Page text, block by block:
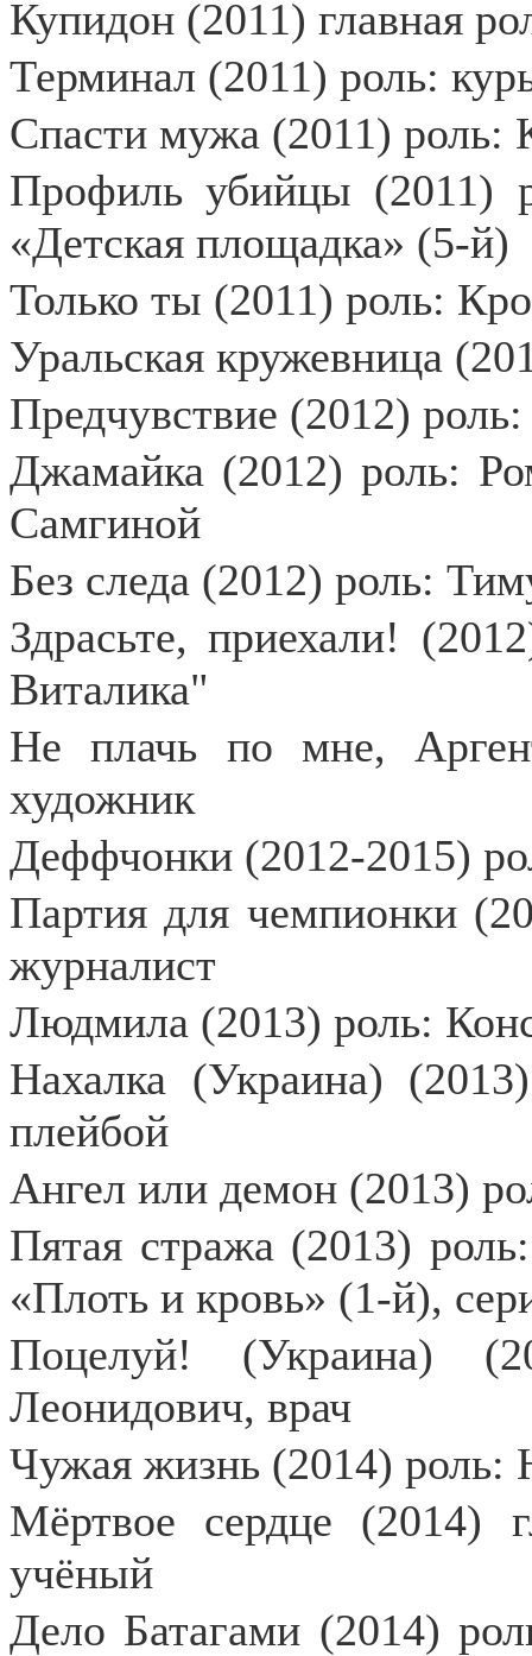
Купидон (2011) главная
Терминал (2011) роль:
Спасти мужа (2011) роль:
Профиль убийцы (2011)
«Детская площадка» (5-й)
Только ты (2011) роль:
Уральская кружевница
Предчувствие (2012)
Джамайка (2012) роль:
Самгиной
Без следа (2012) роль:
Здрасьте, приехали!
Виталика"
Не плачь по мне,
художник
Деффчонки (2012-2015)
Партия для чемпионки
журналист
Людмила (2013) роль:
Нахалка (Украина)
плейбой
Ангел или демон (2013)
Пятая стража (2013)
«Плоть и кровь» (1-й),
Поцелуй! (Украина)
Леонидович, врач
Чужая жизнь (2014) роль:
Мёртвое сердце (2014)
учёный
Дело Батагами (2014)